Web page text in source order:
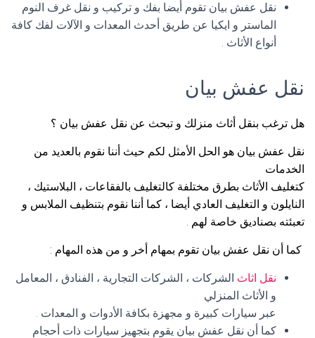
نقل عفش بيان تقوم أيضا بفك و تركيب و نقل غرف النوم
الماستر و ايكيا عن طريق أحدث المعدات و الآلات لفك كافة
أنواع الأثاث .
نقل عفش بيان
هل ترغب بنقل أثاث منزلك و تبحث عن نقل عفش بيان ؟
نقل عفش بيان هو الحل الأمثل لكم حيث أننا نقوم بالعديد من
الخدمات
كتغليف الأثاث بطرق مختلفة كالتغليف بالفقاعات ، البلاستيك ،
النايلون و التغليف العادي أيضا ، كما أننا نقوم بتنظيف الملابس و
تعبئته بصناديق خاصة لهم .
كما أن نقل عفش بيان تقوم بمهام أخر و من هذه المهام :
نقل اثاث الشركات ، الشركات التجارية ، الفنادق ، المعامل
و الأثاث المنزلي
عبر سيارات كبيرة و مجهزة بكافة الأدوات و المعدات .
كما أن نقل عفش بيان يقوم بتجهيز سيارات ذات أحجام